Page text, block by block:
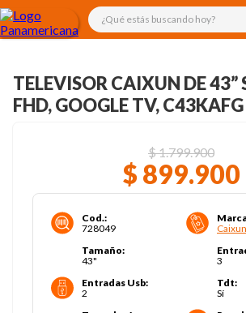
¿Qué estás buscando hoy?
TELEVISOR CAIXUN DE 43”
FHD, GOOGLE TV, C43KAFG
$1.799.900
$ 899.900
Cod.:
728049
Caixun
Tamaño:
43"
3
Entradas Usb:
2
Tdt:
Sí